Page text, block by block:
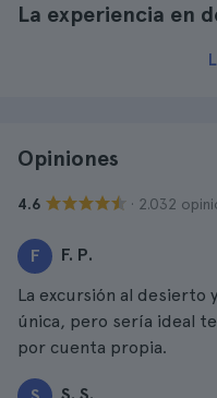
La experiencia en
Opiniones
4.6 · 2.032
F F. P.
La excursión al desierto
única, pero sería ideal
por cuenta propia.